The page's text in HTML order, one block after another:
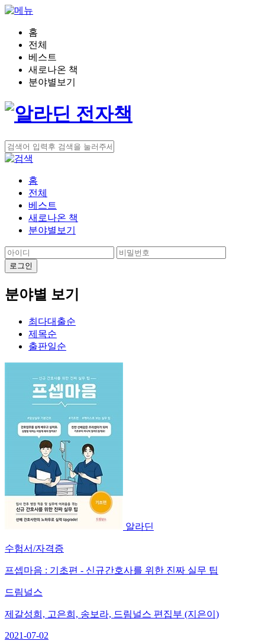
홈
전체
베스트
새로나온 책
분야별보기
홈
전체
베스트
새로나온 책
분야별보기
분야별 보기
최다대출순
제목순
출판일순
알라딘
수험서/자격증
프셉마음 : 기초편 - 신규간호사를 위한 진짜 실무 팁
드림널스
제갈성희, 고은희, 송보라, 드림널스 편집부 (지은이)
2021-07-02